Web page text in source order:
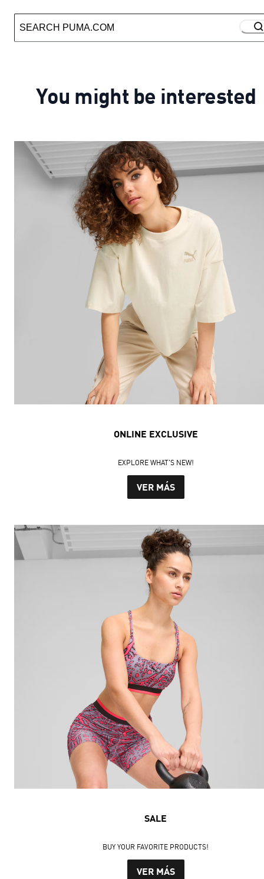
You might be interested
ONLINE EXCLUSIVE
EXPLORE WHAT'S NEW!
VER MÁS
SALE
BUY YOUR FAVORITE PRODUCTS!
VER MÁS